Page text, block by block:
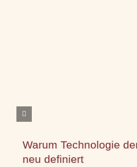
Warum Technologie
neu definiert